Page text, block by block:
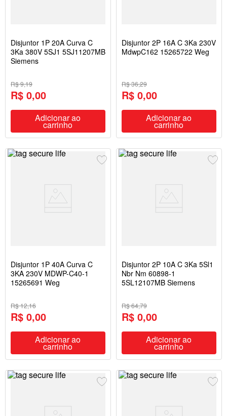
Disjuntor 1P 20A Curva C
3Ka 380V 5SJ1 5SJ11207MB
Siemens
R$ 9,19
R$ 0,00
Adicionar ao
carrinho
Disjuntor 2P 16A C 3Ka 230V
MdwpC162 15265722 Weg
R$ 36,29
R$ 0,00
Adicionar ao
carrinho
Disjuntor 1P 40A Curva C
3KA 230V MDWP-C40-1
15265691 Weg
R$ 12,16
R$ 0,00
Adicionar ao
carrinho
Disjuntor 2P 10A C 3Ka 5Sl1
Nbr Nm 60898-1
5SL12107MB Siemens
R$ 64,79
R$ 0,00
Adicionar ao
carrinho